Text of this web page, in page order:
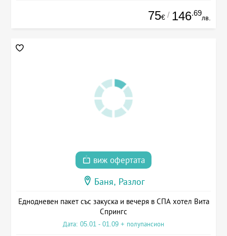
75€ / 146.69
лв.
виж офертата
Баня, Разлог
Еднодневен пакет със закуска и вечеря в СПА хотел Вита
Спрингс
Дата: 05.01 - 01.09 + полупансион